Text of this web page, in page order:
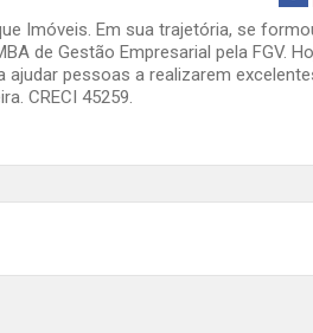
Imóveis. Em sua trajetória, se
de Gestão Empresarial pela FGV.
ajudar pessoas a realizarem
CRECI 45259.